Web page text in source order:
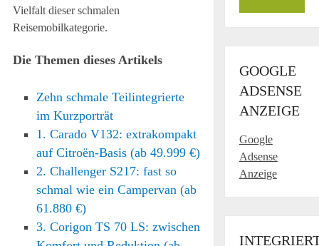
Vielfalt dieser schmalen
Reisemobilkategorie.
Die Themen dieses Artikels
Zehn schmale Teilintegrierte
im Kurzporträt
1. Carado V132: extrakompakt
auf Citroën-Basis (ab 49.999 €)
2. Challenger S217: fast so
schmal wie ein Campervan (ab
61.880 €)
3. Corigon TS 70 LS: zwischen
GOOGLE
ADSENSE
ANZEIGE
Google
Adsense
Anzeige